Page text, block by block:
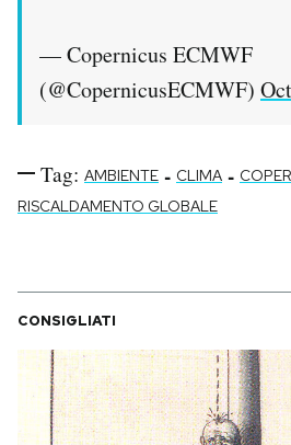
— Copernicus ECMWF
(@CopernicusECMWF)
Tag: AMBIENTE - CLIMA -
RISCALDAMENTO GLOBALE
CONSIGLIATI